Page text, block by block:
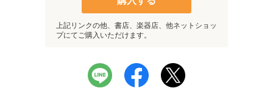
上記リンクの他、書店、楽器店、他ネットショッ
プにてご購入いただけます。